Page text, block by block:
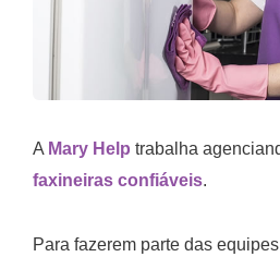
A Mary Help trabalha
faxineiras confiáveis.
Para fazerem parte das